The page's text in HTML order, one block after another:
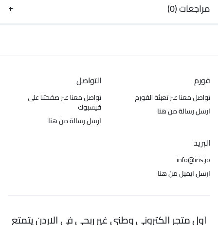
مراجعات (0)
فورم
تواصل معنا عبر تعبئة الفورم
ارسل رسالة من هنا
التواصل
تواصل معنا عبر صفحتنا على
فيسبوك
ارسل رسالة من هنا
البريد
info@iris.jo
ارسل ايميل من هنا
اول متجر الكتروني وطني غير ربحي في الاردن يتمتع